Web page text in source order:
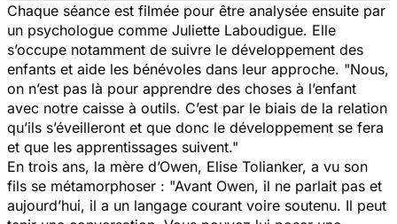
Chaque séance est filmée pour être analysée ensuite par
un psychologue comme Juliette Laboudigue. Elle
s’occupe notamment de suivre le développement des
enfants et aide les bénévoles dans leur approche. "Nous,
on n’est pas là pour apprendre des choses à l’enfant
avec notre caisse à outils. C’est par le biais de la relation
qu’ils s’éveilleront et que donc le développement se fera
et que les apprentissages suivent."
En trois ans, la mère d’Owen, Elise Tolianker, a vu son
fils se métamorphoser : "Avant Owen, il ne parlait pas et
aujourd’hui, il a un langage courant voire soutenu. Il peut